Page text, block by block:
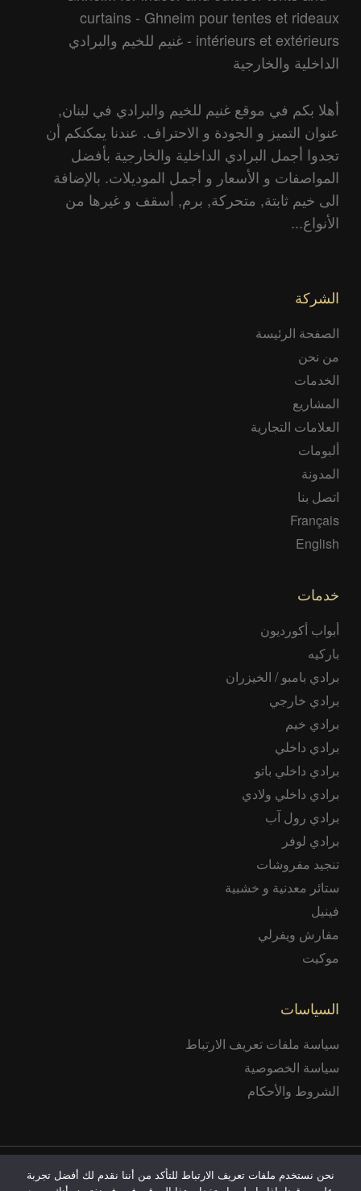
أهلا بكم في موقع غنيم للخيم والبرادي في لبنان,
عنوان التميز و الجودة و الاحتراف. عندنا يمكنكم أن
تجدوا أجمل البرادي الداخلية والخارجية بأفضل
المواصفات و الأسعار و أجمل الموديلات. بالإضافة
الى خيم ثابتة, متحركة, برم, أسقف و غيرها من
الأنواع...
الشركة
الصفحة الرئيسة
من نحن
الخدمات
المشاريع
العلامات التجارية
ألبومات
المدونة
اتصل بنا
Français
English
خدمات
أبواب أكورديون
باركيه
برادي بامبو / الخيزران
برادي خارجي
برادي خيم
برادي داخلي
برادي داخلي باتو
برادي داخلي ولادي
برادي رول آب
برادي لوفر
تنجيد مفروشات
ستائر معدنية و خشبية
فينيل
مفارش ويفرلي
موكيت
السياسات
سياسة ملفات تعريف الارتباط
سياسة الخصوصية
الشروط والأحكام
نحن نستخدم ملفات تعريف الارتباط للتأكد من أننا نقدم لك أفضل تجربة